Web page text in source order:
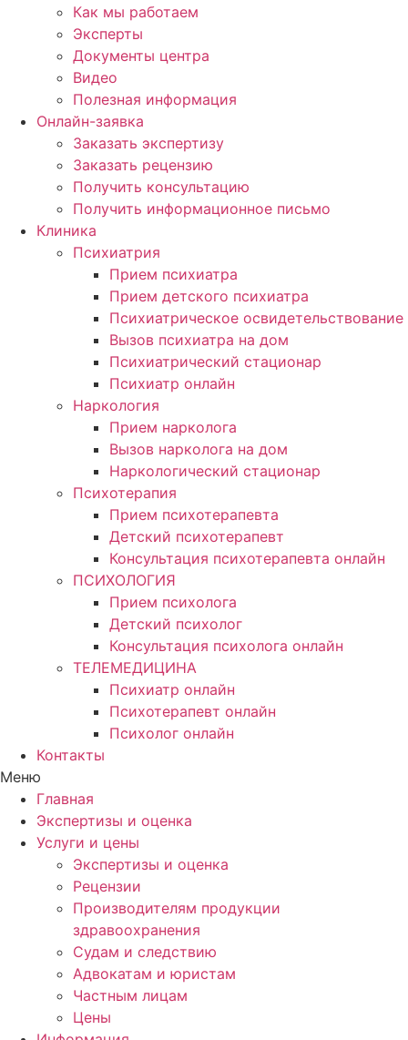
Как мы работаем
Эксперты
Документы центра
Видео
Полезная информация
Онлайн-заявка
Заказать экспертизу
Заказать рецензию
Получить консультацию
Получить информационное письмо
Клиника
Психиатрия
Прием психиатра
Прием детского психиатра
Психиатрическое освидетельствование
Вызов психиатра на дом
Психиатрический стационар
Психиатр онлайн
Наркология
Прием нарколога
Вызов нарколога на дом
Наркологический стационар
Психотерапия
Прием психотерапевта
Детский психотерапевт
Консультация психотерапевта онлайн
ПСИХОЛОГИЯ
Прием психолога
Детский психолог
Консультация психолога онлайн
ТЕЛЕМЕДИЦИНА
Психиатр онлайн
Психотерапевт онлайн
Психолог онлайн
Контакты
Меню
Главная
Экспертизы и оценка
Услуги и цены
Экспертизы и оценка
Рецензии
Производителям продукции
здравоохранения
Судам и следствию
Адвокатам и юристам
Частным лицам
Цены